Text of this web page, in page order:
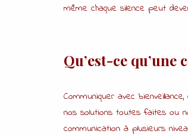
même chaque silence peut
Qu’est-ce
Communiquer avec
nos solutions toutes faites ou
communication à plusieurs